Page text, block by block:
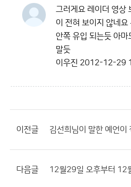
그러게요 레이더 영상
이 전혀 보이지 않네요
안쪽 유입 되는듯 아
말듯
이우진 2012-12-29
이전글 김선희님이 말한 예언이
다음글